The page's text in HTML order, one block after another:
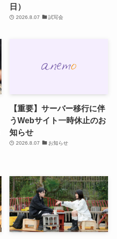
日）
2026.8.07 試写会
【重要】サーバー移行に伴
うWebサイト一時休止のお
知らせ
2026.8.07 お知らせ